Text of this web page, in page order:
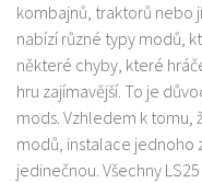
kombajnů, traktorů nebo
nabízí různé typy modů,
některé chyby, které
hru zajímavější. To je
mods. Vzhledem k tomu,
modů, instalace jednoho
jedinečnou. Všechny